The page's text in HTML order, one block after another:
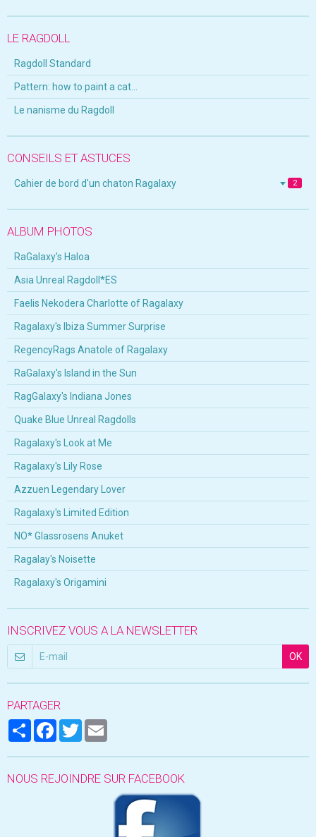
LE RAGDOLL
Ragdoll Standard
Pattern: how to paint a cat...
Le nanisme du Ragdoll
CONSEILS ET ASTUCES
Cahier de bord d'un chaton Ragalaxy 2
ALBUM PHOTOS
RaGalaxy's Haloa
Asia Unreal Ragdoll*ES
Faelis Nekodera Charlotte of Ragalaxy
Ragalaxy's Ibiza Summer Surprise
RegencyRags Anatole of Ragalaxy
RaGalaxy's Island in the Sun
RagGalaxy's Indiana Jones
Quake Blue Unreal Ragdolls
Ragalaxy's Look at Me
Ragalaxy's Lily Rose
Azzuen Legendary Lover
Ragalaxy's Limited Edition
NO* Glassrosens Anuket
Ragalay's Noisette
Ragalaxy's Origamini
INSCRIVEZ VOUS A LA NEWSLETTER
OK
PARTAGER
PartagerFacebook
Twitter
NOUS REJOINDRE SUR FACEBOOK